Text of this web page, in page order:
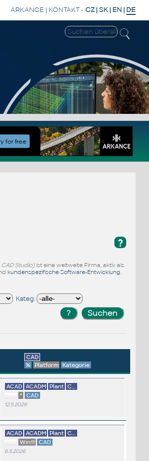
ARKANCE | KONTAKT- CZ |SK | EN | DE
?
Studio)ist eine weltweite Firma, aktiv als
kundenspezifische Software-Entwicklung
Kateg:
CAD
%
Platform Kategorie
ACAD ACADM Plant C...
*
CAD
12.5.2026
ACAD ACADM Plant C...
Win11 CAD
6.5.2026